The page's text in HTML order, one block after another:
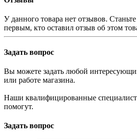
У данного товара нет отзывов. Станьте
первым, кто оставил отзыв об этом
Задать вопрос
Вы можете задать любой
или работе магазина.
Наши квалифицированные
помогут.
Задать вопрос